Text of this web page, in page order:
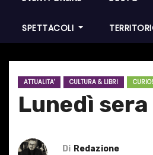
SPETTACOLI
ATTUALITA' CULTURA & LIBRI
Lunedì
Di Redazione